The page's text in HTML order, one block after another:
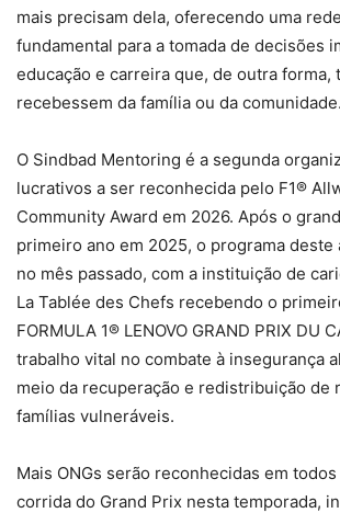
mais precisam dela, oferecendo uma
fundamental para a tomada de decisões
educação e carreira que, de outra forma,
recebessem da família ou da comunidade.
O Sindbad Mentoring é a segunda
lucrativos a ser reconhecida pelo F1®
Community Award em 2026. Após o
primeiro ano em 2025, o programa deste
no mês passado, com a instituição de
La Tablée des Chefs recebendo o
FORMULA 1® LENOVO GRAND PRIX DU
trabalho vital no combate à insegurança
meio da recuperação e redistribuição de
famílias vulneráveis.
Mais ONGs serão reconhecidas em
corrida do Grand Prix nesta temporada,